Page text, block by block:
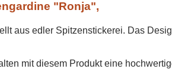
"Ronja",
aus edler Spitzenstickerei. Das
mit diesem Produkt eine